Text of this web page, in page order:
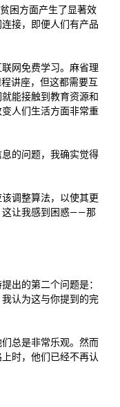
困方面产生了显著效
接，即便人们有产品
网免费学习。麻省理
讲座，但这都需要互
能接触到教育资源和
人们生活方面非常重
的问题，我确实觉得
调整算法，以使其更
这让我感到困惑——那
出的第二个问题是：
认为这与你提到的完
总是非常乐观。然而
时，他们已经不再认